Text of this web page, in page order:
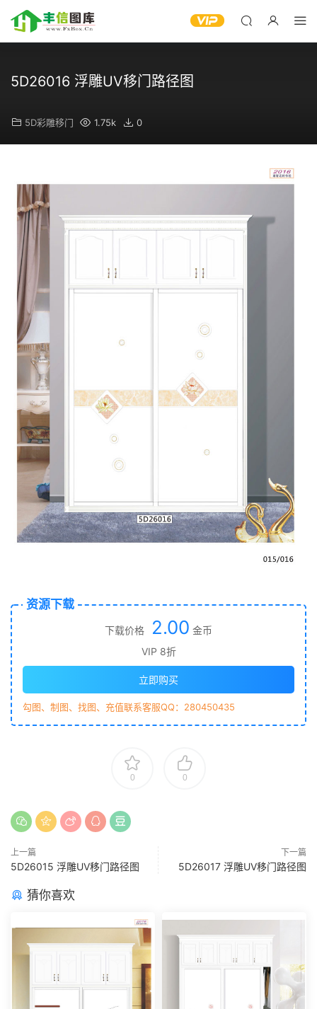
5D26016 浮雕UV移门路径图
5D彩雕移门 1.75k 0
资源下载
下载价格 2.00 金币
VIP 8折
立即购买
勾图、制图、找图、充值联系客服QQ：280450435
0 0
上一篇
5D26015 浮雕UV移门路径图
下一篇
5D26017 浮雕UV移门路径图
猜你喜欢